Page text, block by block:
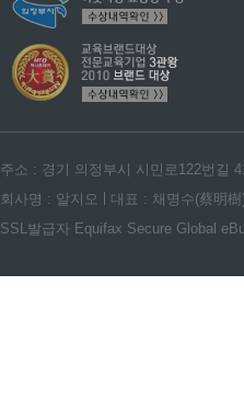
주소 : 경기 의정부시 시민로122번길
회사명 : 알지오
대표 : 채명수(蔡明樹
SSL발급자 Equifax Secure Global